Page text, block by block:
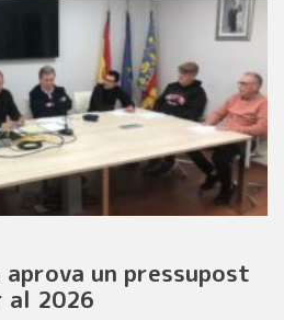
aprova un pressupost
al 2026